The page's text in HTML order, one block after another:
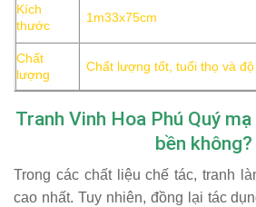
Kích
thước
1m33x75cm
Chất
lượng
Chất lượng tốt, tuổi thọ và
Tranh Vinh Hoa Phú Quý
bền không?
Trong các chất liệu chế tác, tranh
cao nhất. Tuy nhiên, đồng lại tác